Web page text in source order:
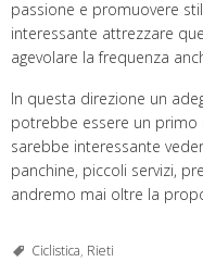
passione e promuovere
interessante attrezzare
agevolare la frequenza
In questa direzione un
potrebbe essere un
sarebbe interessante
panchine, piccoli servizi,
andremo mai oltre la
Ciclistica, Rieti